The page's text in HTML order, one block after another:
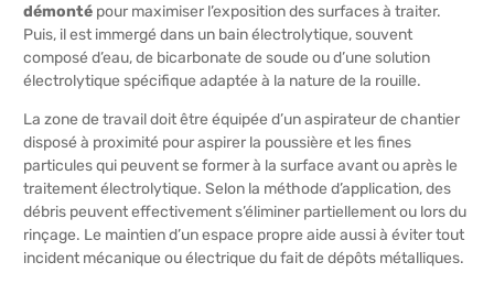
démonté pour maximiser l’exposition des surfaces à traiter.
Puis, il est immergé dans un bain électrolytique, souvent
composé d’eau, de bicarbonate de soude ou d’une solution
électrolytique spécifique adaptée à la nature de la rouille.
La zone de travail doit être équipée d’un aspirateur de chantier
disposé à proximité pour aspirer la poussière et les fines
particules qui peuvent se former à la surface avant ou après le
traitement électrolytique. Selon la méthode d’application, des
débris peuvent effectivement s’éliminer partiellement ou lors du
rinçage. Le maintien d’un espace propre aide aussi à éviter tout
incident mécanique ou électrique du fait de dépôts métalliques.